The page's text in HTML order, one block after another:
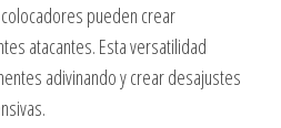
pueden crear
atacantes. Esta versatilidad
adivinando y crear desajustes